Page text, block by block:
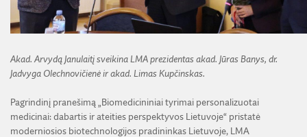
Akad. Arvydą Janulaitį sveikina LMA prezidentas akad. Jūras Banys, dr.
Jadvyga Olechnovičienė ir akad. Limas Kupčinskas.
Pagrindinį pranešimą „Biomedicininiai tyrimai personalizuotai
medicinai: dabartis ir ateities perspektyvos Lietuvoje“ pristatė
moderniosios biotechnologijos pradininkas Lietuvoje, LMA